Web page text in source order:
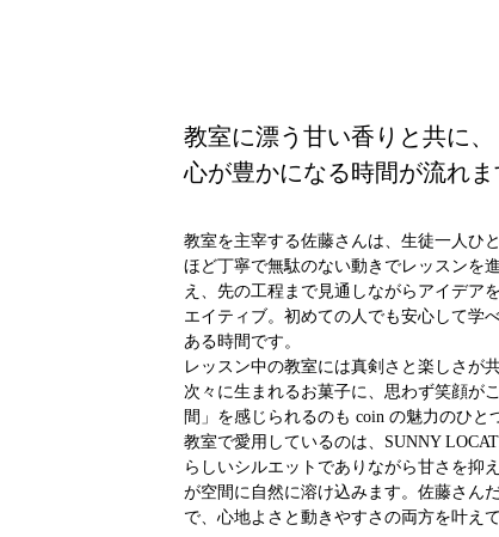
教室に漂う甘い香りと共に、
心が豊かになる時間が流れま
教室を主宰する佐藤さんは、生徒一人ひ
ほど丁寧で無駄のない動きでレッスンを
え、先の工程まで見通しながらアイデア
エイティブ。初めての人でも安心して学
ある時間です。
レッスン中の教室には真剣さと楽しさが
次々に生まれるお菓子に、思わず笑顔が
間」を感じられるのも coin の魅力のひと
教室で愛用しているのは、SUNNY
らしいシルエットでありながら甘さを抑
が空間に自然に溶け込みます。佐藤さん
で、心地よさと動きやすさの両方を叶え